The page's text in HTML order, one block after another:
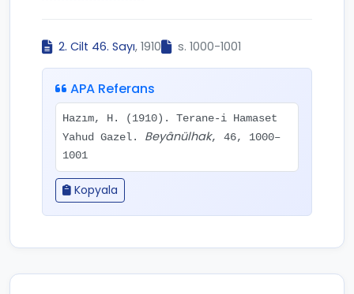
2. Cilt 46. Sayı, 1910 s. 1000-1001
APA Referans
Hazım, H. (1910). Terane-i Hamaset
Yahud Gazel. Beyânülhak, 46, 1000–
1001
Kopyala